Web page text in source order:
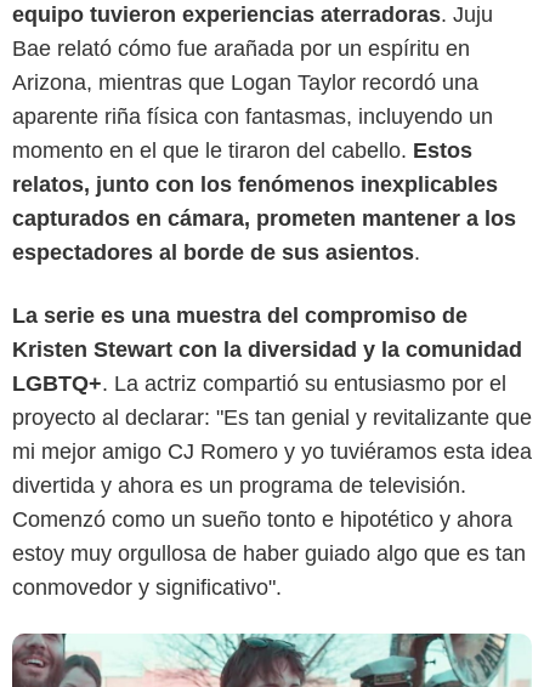
equipo tuvieron experiencias aterradoras. Juju
Bae relató cómo fue arañada por un espíritu en
Arizona, mientras que Logan Taylor recordó una
aparente riña física con fantasmas, incluyendo un
momento en el que le tiraron del cabello. Estos
relatos, junto con los fenómenos inexplicables
capturados en cámara, prometen mantener a los
espectadores al borde de sus asientos.
La serie es una muestra del compromiso de
Kristen Stewart con la diversidad y la comunidad
LGBTQ+. La actriz compartió su entusiasmo por el
proyecto al declarar: "Es tan genial y revitalizante que
mi mejor amigo CJ Romero y yo tuviéramos esta idea
divertida y ahora es un programa de televisión.
Comenzó como un sueño tonto e hipotético y ahora
estoy muy orgullosa de haber guiado algo que es tan
conmovedor y significativo".
Hulu